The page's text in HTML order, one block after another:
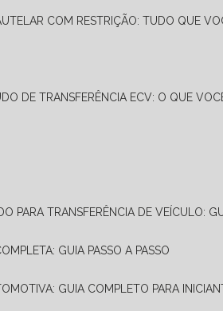
COM RESTRIÇÃO: TUDO QUE
DE TRANSFERÊNCIA ECV: O QUE
PARA TRANSFERÊNCIA DE VEÍCULO:
GUIA PASSO A PASSO
GUIA COMPLETO PARA